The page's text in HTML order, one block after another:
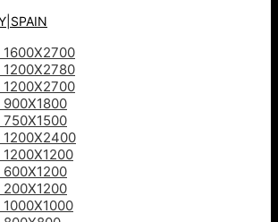
1600X2700
1200X2780
1200X2700
900X1800
750X1500
1200X2400
1200X1200
600X1200
200X1200
1000X1000